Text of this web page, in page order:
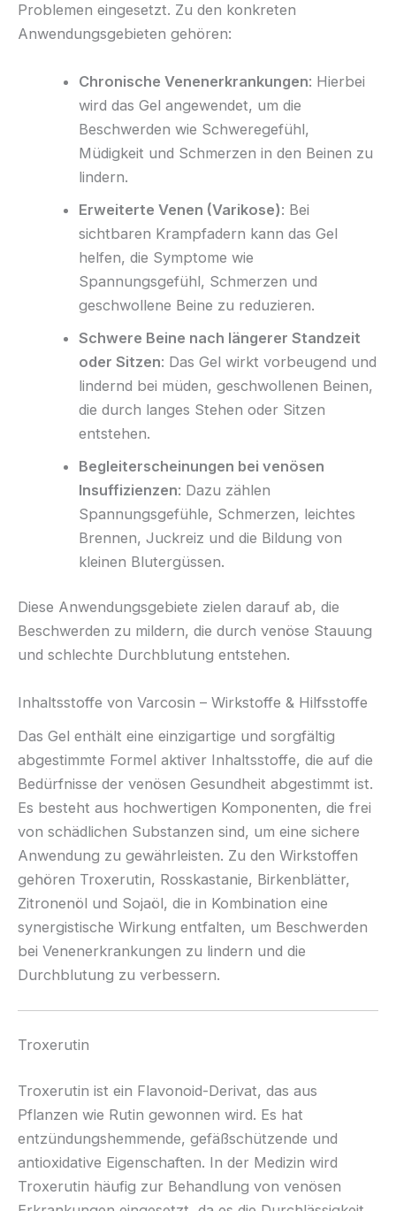
Problemen eingesetzt. Zu den konkreten
Anwendungsgebieten gehören:
Chronische Venenerkrankungen: Hierbei
wird das Gel angewendet, um die
Beschwerden wie Schweregefühl,
Müdigkeit und Schmerzen in den Beinen zu
lindern.
Erweiterte Venen (Varikose): Bei
sichtbaren Krampfadern kann das Gel
helfen, die Symptome wie
Spannungsgefühl, Schmerzen und
geschwollene Beine zu reduzieren.
Schwere Beine nach längerer Standzeit
oder Sitzen: Das Gel wirkt vorbeugend und
lindernd bei müden, geschwollenen Beinen,
die durch langes Stehen oder Sitzen
entstehen.
Begleiterscheinungen bei venösen
Insuffizienzen: Dazu zählen
Spannungsgefühle, Schmerzen, leichtes
Brennen, Juckreiz und die Bildung von
kleinen Blutergüssen.
Diese Anwendungsgebiete zielen darauf ab, die
Beschwerden zu mildern, die durch venöse Stauung
und schlechte Durchblutung entstehen.
Inhaltsstoffe von Varcosin – Wirkstoffe & Hilfsstoffe
Das Gel enthält eine einzigartige und sorgfältig
abgestimmte Formel aktiver Inhaltsstoffe, die auf die
Bedürfnisse der venösen Gesundheit abgestimmt ist.
Es besteht aus hochwertigen Komponenten, die frei
von schädlichen Substanzen sind, um eine sichere
Anwendung zu gewährleisten. Zu den Wirkstoffen
gehören Troxerutin, Rosskastanie, Birkenblätter,
Zitronenöl und Sojaöl, die in Kombination eine
synergistische Wirkung entfalten, um Beschwerden
bei Venenerkrankungen zu lindern und die
Durchblutung zu verbessern.
Troxerutin
Troxerutin ist ein Flavonoid-Derivat, das aus
Pflanzen wie Rutin gewonnen wird. Es hat
entzündungshemmende, gefäßschützende und
antioxidative Eigenschaften. In der Medizin wird
Troxerutin häufig zur Behandlung von venösen